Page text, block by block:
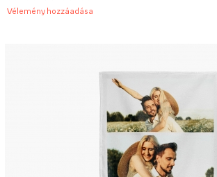
Vélemény hozzáadása